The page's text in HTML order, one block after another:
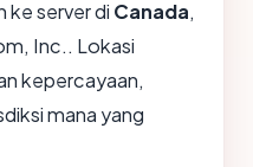
ke server di Canada,
Inc.. Lokasi
kepercayaan,
mana yang